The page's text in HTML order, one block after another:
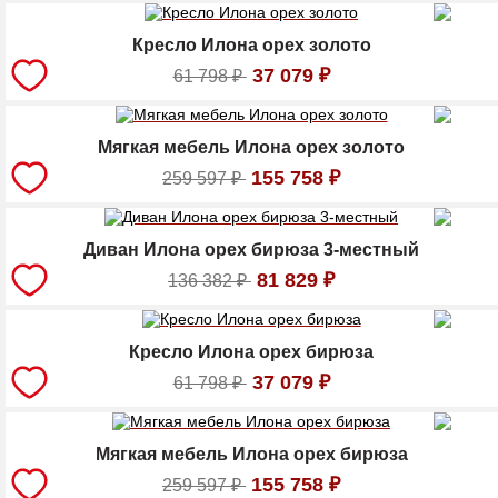
Кресло Илона орех золото
61 798₽ 37 079 ₽
Мягкая мебель Илона орех золото
259 597₽ 155 758 ₽
Диван Илона орех бирюза 3-местный
136 382₽ 81 829 ₽
Кресло Илона орех бирюза
61 798₽ 37 079 ₽
Мягкая мебель Илона орех бирюза
259 597₽ 155 758 ₽